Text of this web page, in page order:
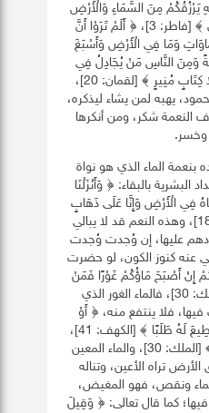
يَرْزُقُكُمْ مِنَ السَّمَاءِ وَالْأَرْضِ
لَا إِلَهَ إِلَّا هُوَ فَأَنَّى تُؤْفَكُونَ ﴾ [فاطر: 3]، ﴿ أَلَمْ تَرَوْا أَنَّ
وَمَا فِي الْأَرْضِ وَأَسْبَغَ
وَمِنَ النَّاسِ مَنْ يُجَادِلُ فِي
اللَّهِ بِغَيْرِ عِلْمٍ وَلَا هُدًى وَلَا كِتَابٍ مُنِيرٍ ﴾ [لقمان: 20]،
يهبه لمن يشاء ليذكره،
النعمة شكر، ومن أنكرها
بنعمة الماء الذي هو نواة
البشرية بالبقاء: ﴿ وَأَنْزَلْنَا
فِي الْأَرْضِ وَإِنَّا عَلَى ذَهَابٍ
بِهِ لَقَادِرُونَ ﴾ [المؤمنون: 18]، وهذه النعم قد لا يبالي
عليها، إن وُجدت وُجدت
عنه كنوز الكون، لو حضرت
إِنْ أَصْبَحَ مَاؤُكُمْ غَوْرًا فَمَنْ
يَأْتِيكُمْ بِمَاءٍ مَعِينٍ ﴾ [الملك: 30]، فالماء الغور الذي
فلا ينتفع منه، ﴿ أَوْ
يُصْبِحَ مَاؤُهَا غَوْرًا فَلَنْ تَسْتَطِيعَ لَهُ طَلَبًا ﴾ [الكهف: 41]،
﴿ فَمَنْ يَأْتِيكُمْ بِمَاءٍ مَعِينٍ ﴾ [الملك: 30]، والماء المعين
تراه الأعين، وتناله
الماء ونقص، فهو المغيض،
كما قال تعالى: ﴿ وَقِيلَ